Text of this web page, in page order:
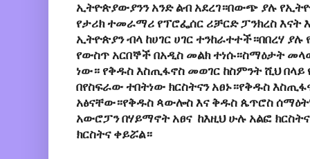
ኢትዮጵያውያንን አንድ ልብ አደረገ።በውጭ ያሉ
የታሪክ ተመራማሪ የፕሮፌሰር ሪቻርድ ፓንክረስ እናት
ኢትዮጵያን ብላ ከሀገር ሀገር ተንከራተተች።በበረሃ
የውስጥ አርበኞች በአዲስ መልክ ተነሱ።ስማዕታት
ነው። የቅዱስ እስጢፋኖስ መወገር ከስምንት ሺህ
በየስፍራው ተበትነው ክርስትናን አፀኑ።የቅዱስ
አፅናቸው።የቅዱስ ጳውሎስ እና ቅዱስ ጴጥሮስ
አውሮፓን በሃይማኖት አፀና ከእዚህ ሁሉ አልፎ
ክርስትና ቀይሯል።